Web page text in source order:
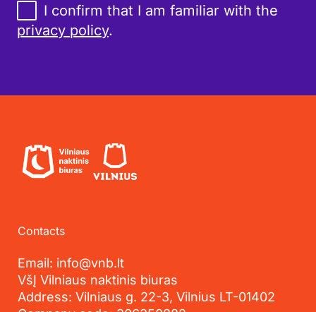
I confirm that I am familiar with the
privacy policy.
Contacts
Email: info@vnb.lt
VšĮ Vilniaus naktinis biuras
Address: Vilniaus g. 22-3, Vilnius LT-01402